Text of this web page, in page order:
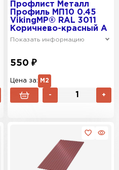
Профлист Металл
Профиль МП10 0.45
VikingMP® RAL 3011
Коричнево-красный A
Показать информацию
550 ₽
Цена за: М2
- +